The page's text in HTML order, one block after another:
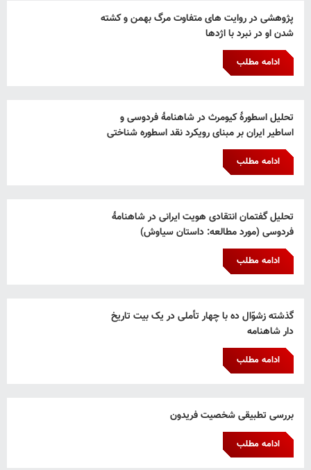
پژوهشی در روایت های متفاوت مرگ بهمن و کشته
شدن او در نبرد با اژدها
ادامه مطلب
تحلیل اسطورۀ کیومرث در شاهنامۀ فردوسی و
اساطیر ایران بر مبنای رویکرد نقد اسطوره شناختی
ادامه مطلب
تحلیل گفتمان انتقادی هویت ایرانی در شاهنامۀ
فردوسی (مورد مطالعه: داستان سیاوش)
ادامه مطلب
گذشته زشوّال ده با چهار تأملی در یک بیت تاریخ
دار شاهنامه
ادامه مطلب
بررسی تطبیقی شخصیت فریدون
ادامه مطلب